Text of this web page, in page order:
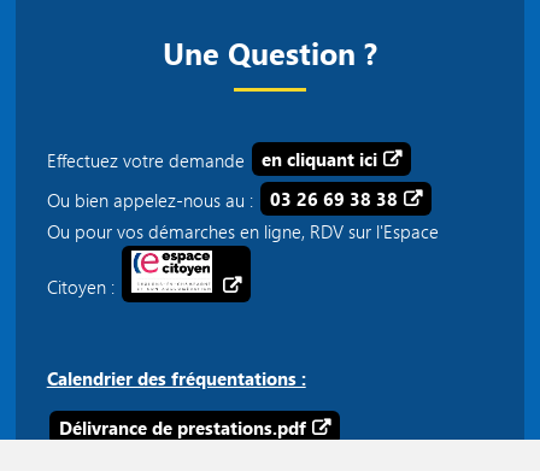
Une Question ?
Effectuez votre demande
en cliquant ici
Ou bien appelez-nous au :
03 26 69 38 38
Ou pour vos démarches en ligne, RDV sur l'Espace
Citoyen :
Calendrier des fréquentations :
Délivrance de prestations.pdf